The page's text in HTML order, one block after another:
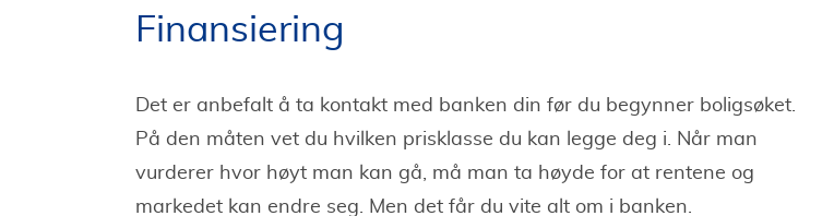
Finansiering
Det er anbefalt å ta kontakt med banken din før du begynner boligsøket.
På den måten vet du hvilken prisklasse du kan legge deg i. Når man
vurderer hvor høyt man kan gå, må man ta høyde for at rentene og
markedet kan endre seg. Men det får du vite alt om i banken.